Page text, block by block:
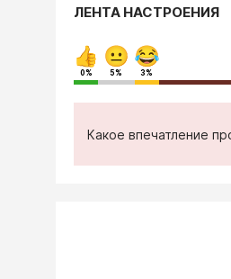
ЛЕНТА НАСТРОЕНИЯ
0% 5% 3%
Какое впечатление